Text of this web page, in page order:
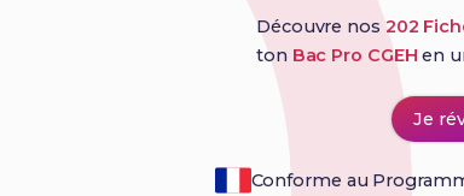
Découvre nos 202
ton Bac Pro CGEH en
Je
Conforme au